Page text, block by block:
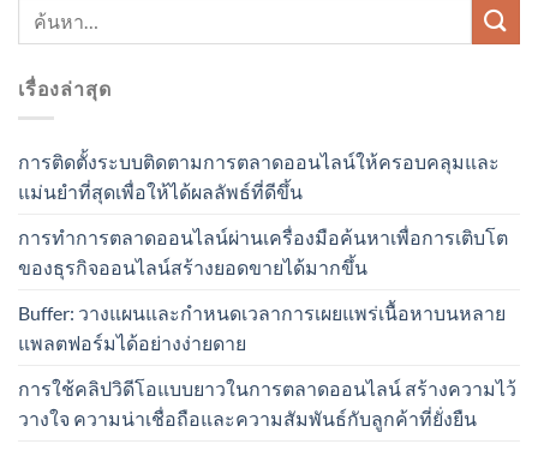
เรื่องล่าสุด
การติดตั้งระบบติดตามการตลาดออนไลน์ให้ครอบคลุมและ
แม่นยำที่สุดเพื่อให้ได้ผลลัพธ์ที่ดีขึ้น
การทำการตลาดออนไลน์ผ่านเครื่องมือค้นหาเพื่อการเติบโต
ของธุรกิจออนไลน์สร้างยอดขายได้มากขึ้น
Buffer: วางแผนและกำหนดเวลาการเผยแพร่เนื้อหาบนหลาย
แพลตฟอร์มได้อย่างง่ายดาย
การใช้คลิปวิดีโอแบบยาวในการตลาดออนไลน์ สร้างความไว้
วางใจ ความน่าเชื่อถือและความสัมพันธ์กับลูกค้าที่ยั่งยืน